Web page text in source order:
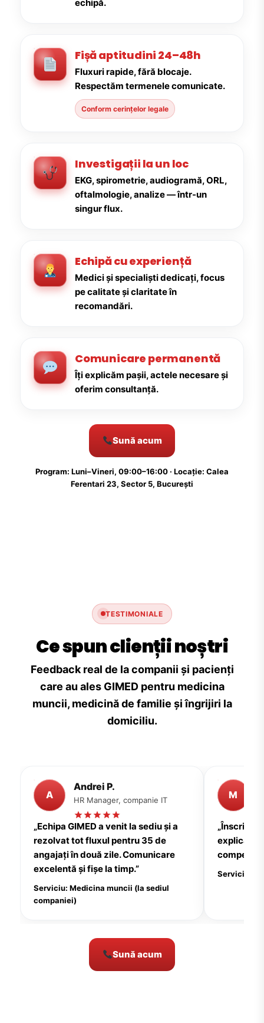
echipă.
Fișă aptitudini 24–48h
Fluxuri rapide, fără blocaje.
Respectăm termenele comunicate.
Conform cerințelor legale
Investigații la un loc
EKG, spirometrie, audiogramă, ORL,
oftalmologie, analize — într-un
singur flux.
Echipă cu experiență
Medici și specialiști dedicați, focus
pe calitate și claritate în
recomandări.
Comunicare permanentă
Îți explicăm pașii, actele necesare și
oferim consultanță.
Sună acum
Program: Luni–Vineri, 09:00–16:00 · Locație: Calea
Ferentari 23, Sector 5, București
TESTIMONIALE
Ce spun clienții noștri
Feedback real de la companii și pacienți
care au ales GIMED pentru medicina
muncii, medicină de familie și îngrijiri la
domiciliu.
A
Andrei P.
HR Manager, companie IT
„Echipa GIMED a venit la sediu și a
rezolvat tot fluxul pentru 35 de
angajați în două zile. Comunicare
excelentă și fișe la timp.”
Serviciu: Medicina muncii (la sediul
companiei)
M
explicații
Serviciu:
Sună acum